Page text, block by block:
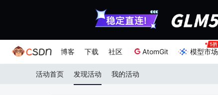
博客 下载 社区 AtomGit 模型市场
活动首页 发现活动 我的活动